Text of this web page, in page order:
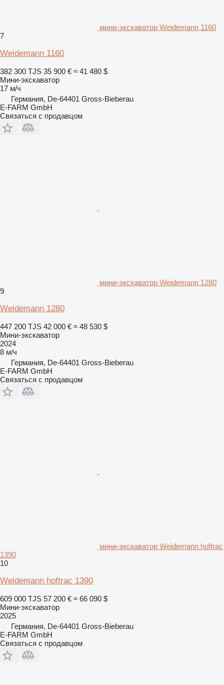
мини-экскаватор Weidemann 1160
7
Weidemann 1160
382 300 TJS 35 900 € ≈ 41 480 $
Мини-экскаватор
17 м/ч
Германия, De-64401 Gross-Bieberau
E-FARM GmbH
Связаться с продавцом
мини-экскаватор Weidemann 1280
9
Weidemann 1280
447 200 TJS 42 000 € ≈ 48 530 $
Мини-экскаватор
2024
8 м/ч
Германия, De-64401 Gross-Bieberau
E-FARM GmbH
Связаться с продавцом
мини-экскаватор Weidemann hoftrac
1390
10
Weidemann hoftrac 1390
609 000 TJS 57 200 € ≈ 66 090 $
Мини-экскаватор
2025
Германия, De-64401 Gross-Bieberau
E-FARM GmbH
Связаться с продавцом